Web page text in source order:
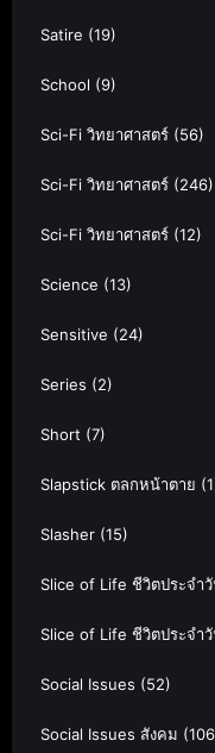
Satire (19)
School (9)
Sci-Fi วิทยาศาสตร์ (56)
Sci-Fi วิทยาศาสตร์ (246)
Sci-Fi วิทยาศาสตร์ (12)
Science (13)
Sensitive (24)
Series (2)
Short (7)
Slapstick ตลกหน้าตาย
Slasher (15)
Slice of Life ชีวิตประจำ
Slice of Life ชีวิตประจำ
Social Issues (52)
Social Issues สังคม